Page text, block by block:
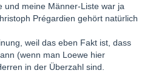
und meine Männer-Liste war ja
Prégardien gehört natürlich
weil das eben Fakt ist, dass
(wenn man Loewe hier
in der Überzahl sind.